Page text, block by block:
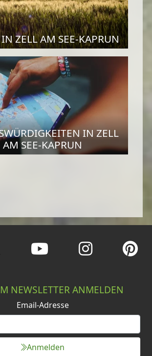
ZELL AM SEE-KAPRUN
IN ZELL
AM SEE-KAPRUN
NEWSLETTER ANMELDEN
Email-Adresse
Anmelden